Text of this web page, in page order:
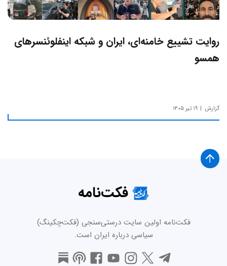
روایت تشییع خامنه‌ای، ایران و شبکه اینفلوئنسرهای
همسو
گزارش ۱۹ تیر ۱۴۰۵
فکت‌نامه
فکت‌نامه اولین سایت درستی‌سنجی (فکت‌چکینگ)
سیاسی درباره ایران است.